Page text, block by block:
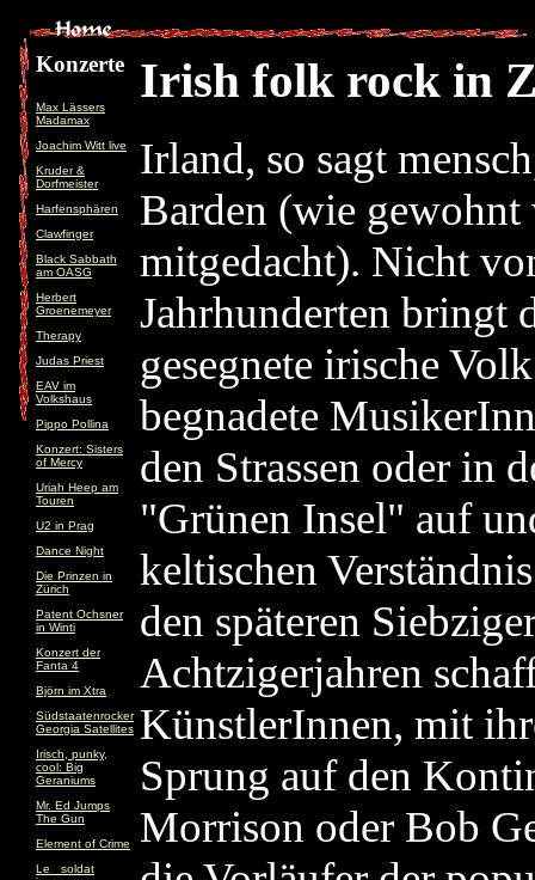
Konzerte
Max Lässers
Madamax
Joachim Witt live
Kruder &
Dorfmeister
Harfensphären
Clawfinger
Black Sabbath
am OASG
Herbert
Groenemeyer
Therapy
Judas Priest
EAV im
Volkshaus
Pippo Pollina
Konzert: Sisters
of Mercy
Uriah Heep am
Touren
U2 in Prag
Dance Night
Die Prinzen in
Zürich
Patent Ochsner
in Winti
Konzert der
Fanta 4
Björn im Xtra
Südstaatenrocker
Georgia Satellites
Irisch, punky,
cool: Big
Geraniums
Mr. Ed Jumps
The Gun
Element of Crime
Le _soldat
Irish folk rock in
Irland, so sagt
Barden (wie gewohnt
mitgedacht). Nicht
Jahrhunderten bringt
gesegnete irische
begnadete
den Strassen oder in
"Grünen Insel" auf
keltischen
den späteren
Achtzigerjahren
KünstlerInnen, mit
Sprung auf den
Morrison oder Bob